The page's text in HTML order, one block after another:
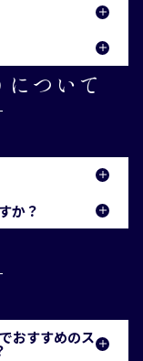
ださい。
催します。た
・中止の場合
ジで発表しま
ワイド海中空
6千発の花火が
ついて
当日）にみな
します。な
か？
、1〜2名様で
がるため使用
おすすめのス